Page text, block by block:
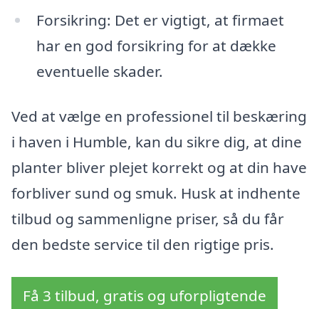
Forsikring: Det er vigtigt, at firmaet
har en god forsikring for at dække
eventuelle skader.
Ved at vælge en professionel til beskæring
i haven i Humble, kan du sikre dig, at dine
planter bliver plejet korrekt og at din have
forbliver sund og smuk. Husk at indhente
tilbud og sammenligne priser, så du får
den bedste service til den rigtige pris.
Få 3 tilbud, gratis og uforpligtende